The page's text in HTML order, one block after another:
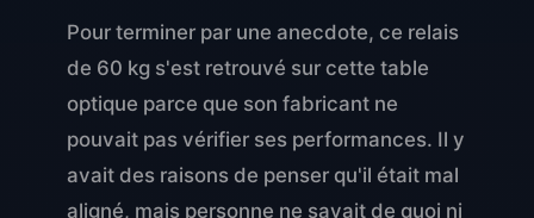
Pour terminer par une anecdote, ce relais
de 60 kg s'est retrouvé sur cette table
optique parce que son fabricant ne
pouvait pas vérifier ses performances. Il y
avait des raisons de penser qu'il était mal
aligné, mais personne ne savait de quoi ni